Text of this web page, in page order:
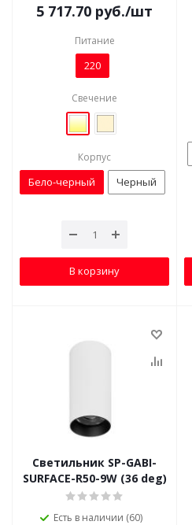
5 717.70 руб./шт
Питание
220
Свечение
Корпус
Бело-черный Черный
В корзину
Светильник SP-GABI-
SURFACE-R50-9W (36 deg)
Есть в наличии (60)